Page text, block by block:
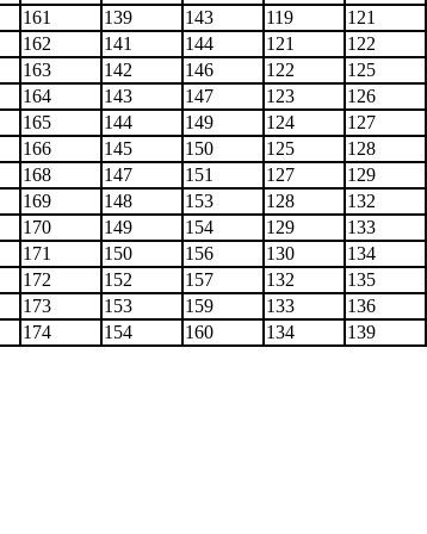
161
139 143 119 121
162
141 144 121 122
163
142 146 122 125
164
143 147 123 126
165
144 149 124 127
166
145 150 125 128
168
147 151 127 129
169
148 153 128 132
170
149 154 129 133
171
150 156 130 134
172
152 157 132 135
173
153 159 133 136
174
154 160 134 139